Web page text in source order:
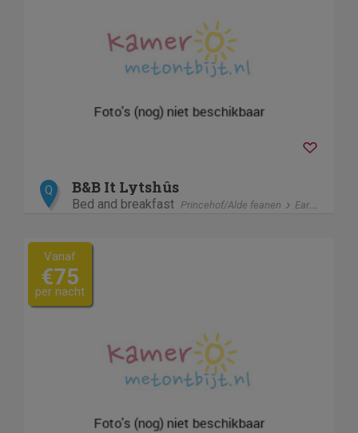
Q B&B It Lytshûs
Bed and breakfast Princehof/Alde feanen Earnewâld
Vanaf
€75
per nacht